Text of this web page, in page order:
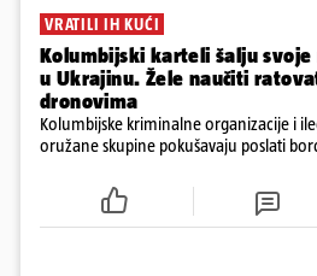
ratu. S druge strane, napadi služe i kao
bombardiranja ukrajinske poštanske i
kao način da se ekonomske posljedice
teritorij i približe običnim građanima.
VRATILI IH KUĆI
Kolumbijski karteli šalju svoje
u Ukrajinu. Žele naučiti
dronovima
Kolumbijske kriminalne organizacije i
oružane skupine pokušavaju poslati
bespilotnim letjelicama te ih kasnije
kolumbijske vojske